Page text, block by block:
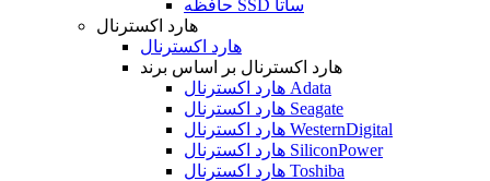
حافظه SSD ساتا
هارد اکسترنال
هارد اکسترنال
هارد اکسترنال بر اساس برند
هارد اکسترنال Adata
هارد اکسترنال Seagate
هارد اکسترنال WesternDigital
هارد اکسترنال SiliconPower
هارد اکسترنال Toshiba